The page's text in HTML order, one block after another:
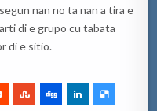
nan no ta nan a tira e
di e grupo cu tabata
di e sitio.